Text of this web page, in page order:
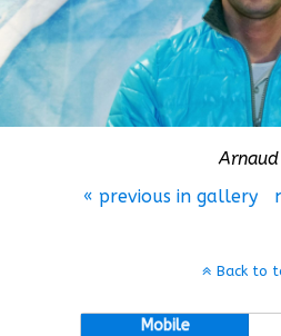
Arnaud
« previous in gallery
Back to
Mobile